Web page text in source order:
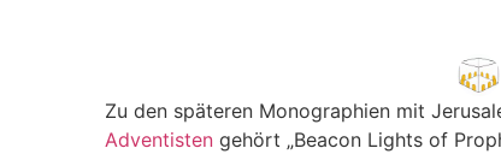
Zu den späteren Monographien mit
Adventisten gehört „Beacon Lights of